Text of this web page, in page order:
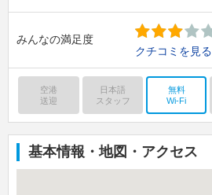
みんなの満足度
クチコミを見る
空港
送迎
日本語
スタッフ
無料
Wi-Fi
基本情報・地図・アクセス